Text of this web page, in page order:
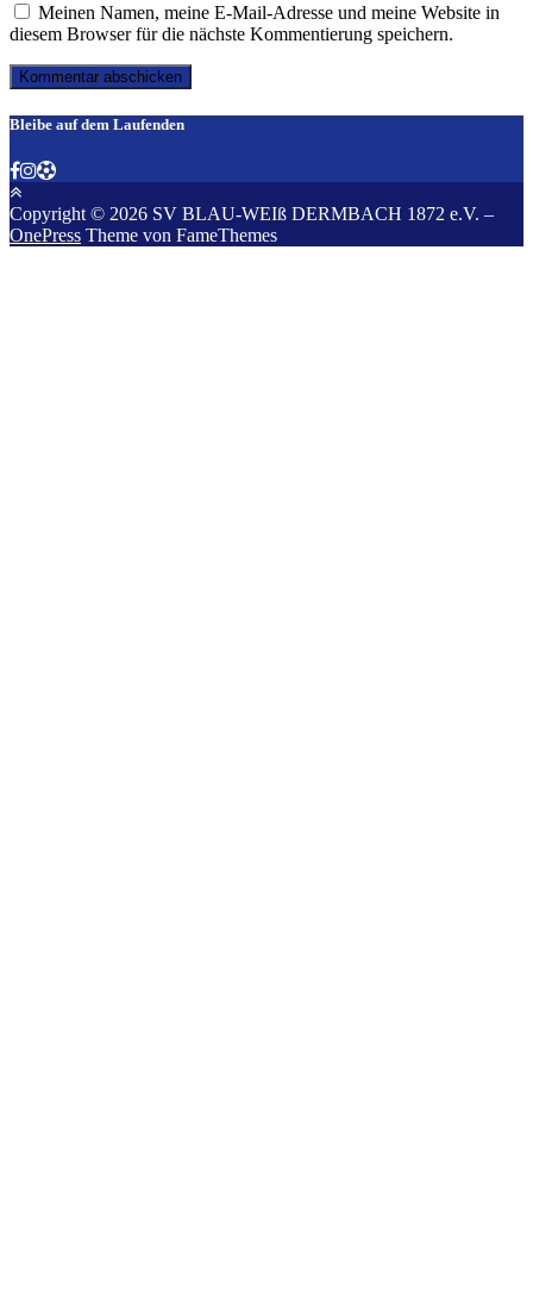
Meinen Namen, meine E-Mail-Adresse und meine Website in
diesem Browser für die nächste Kommentierung speichern.
Bleibe auf dem Laufenden
Copyright © 2026 SV BLAU-WEIß DERMBACH 1872 e.V. –
OnePress Theme von FameThemes